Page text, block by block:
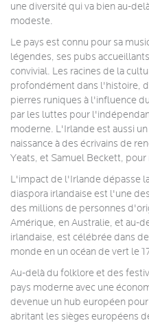
une diversité qui va bien au-
modeste.
Le pays est connu pour sa
légendes, ses pubs
convivial. Les racines de la
profondément dans l'histoire,
pierres runiques à l'influence
par les luttes pour
moderne. L'Irlande est aussi
naissance à des écrivains de
Yeats, et Samuel Beckett,
L'impact de l'Irlande dépasse
diaspora irlandaise est l'une
des millions de personnes
Amérique, en Australie, et au-
irlandaise, est célébrée dans
monde en un océan de vert le
Au-delà du folklore et des
pays moderne avec une
devenue un hub européen
abritant les sièges européens